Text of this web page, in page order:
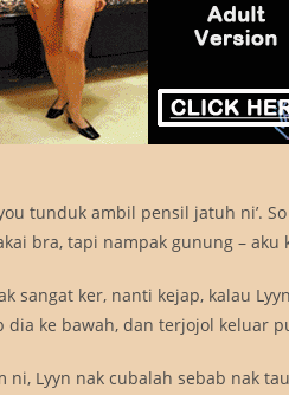
tunduk ambil pensil jatuh ni’.
bra, tapi nampak gunung – aku
sangat ker, nanti kejap, kalau
ke bawah, dan terjojol keluar
ni, Lyyn nak cubalah sebab nak